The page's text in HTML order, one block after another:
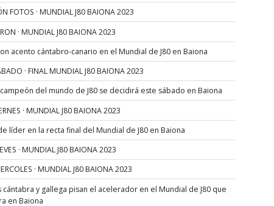
FOTOS · MUNDIAL J80 BAIONA 2023
· MUNDIAL J80 BAIONA 2023
acento cántabro-canario en el Mundial de J80 en Baiona
· FINAL MUNDIAL J80 BAIONA 2023
del mundo de J80 se decidirá este sábado en Baiona
· MUNDIAL J80 BAIONA 2023
líder en la recta final del Mundial de J80 en Baiona
· MUNDIAL J80 BAIONA 2023
· MUNDIAL J80 BAIONA 2023
cántabra y gallega pisan el acelerador en el Mundial de J80 que
en Baiona